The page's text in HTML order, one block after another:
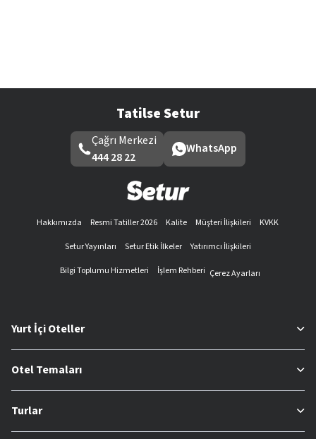
Tatilse Setur
Çağrı Merkezi
444 28 22
WhatsApp
Hakkımızda Resmi Tatiller 2026 Kalite Müşteri İlişkileri
KVKK
Setur Yayınları
Setur Etik İlkeler
Yatırımcı İlişkileri
Bilgi Toplumu Hizmetleri
İşlem Rehberi Çerez Ayarları
Yurt İçi Oteller
Otel Temaları
Turlar